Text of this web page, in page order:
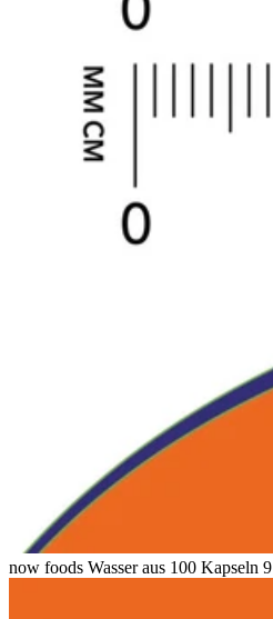
now foods Wasser aus 100 Kapseln 9